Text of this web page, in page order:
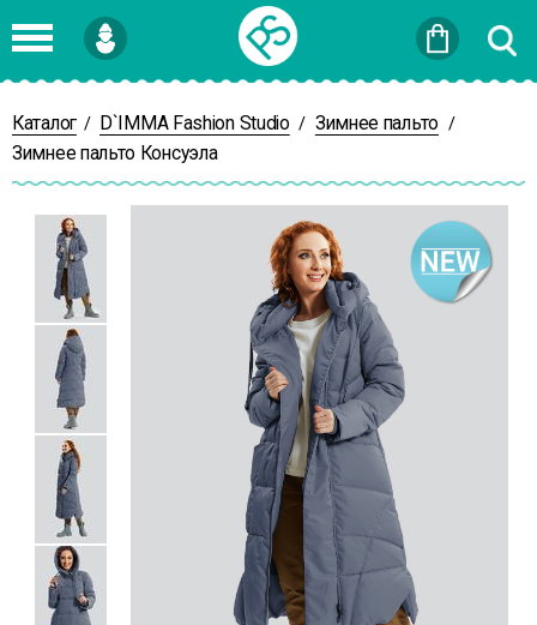
Войти
Каталог / D`IMMA Fashion Studio / Зимнее пальто /
Зимнее пальто Консуэла